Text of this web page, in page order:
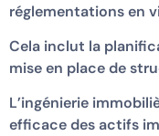
réglementations en
Cela inclut la
mise en place de
L’ingénierie
efficace des actifs